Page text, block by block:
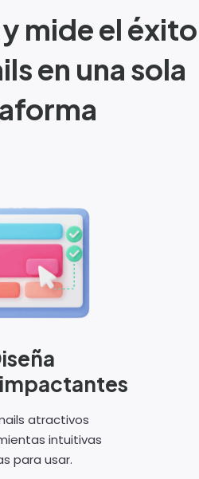
mide el éxito
en una sola
atractivos
intuitivas
para usar.